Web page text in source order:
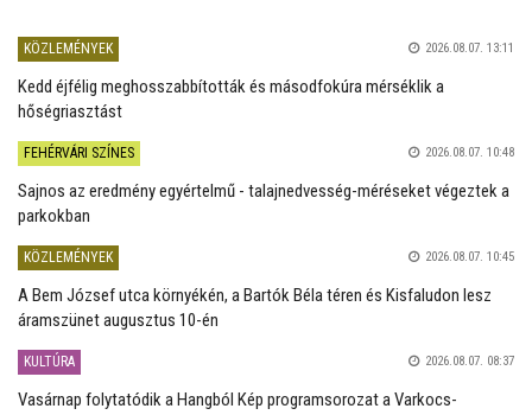
KÖZLEMÉNYEK 2026.08.07. 13:11
Kedd éjfélig meghosszabbították és másodfokúra mérséklik a
hőségriasztást
FEHÉRVÁRI SZÍNES 2026.08.07. 10:48
Sajnos az eredmény egyértelmű - talajnedvesség-méréseket végeztek a
parkokban
KÖZLEMÉNYEK 2026.08.07. 10:45
A Bem József utca környékén, a Bartók Béla téren és Kisfaludon lesz
áramszünet augusztus 10-én
KULTÚRA 2026.08.07. 08:37
Vasárnap folytatódik a Hangból Kép programsorozat a Varkocs-